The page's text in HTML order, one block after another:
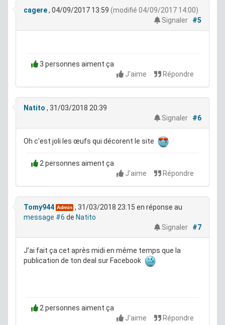
cagere, 04/09/2017 13:59 (modifié 04/09/2017 14:00)
Signaler
#5
3 personnes aiment ça
J'aime
Répondre
Natito , 31/03/2018 20:39
Signaler
#6
Oh c'est joli les œufs qui décorent le site
2 personnes aiment ça
J'aime
Répondre
Tomy944 Admin , 31/03/2018 23:15 en réponse au
message #6 de Natito
Signaler
#7
J'ai fait ça cet après midi en même temps que la
publication de ton deal sur Facebook
2 personnes aiment ça
J'aime
Répondre